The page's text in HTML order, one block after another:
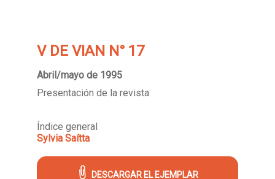
V DE VIAN N° 17
Abril/mayo de 1995
Presentación de la revista
Índice general
Sylvia Saítta
DESCARGAR EL EJEMPLAR